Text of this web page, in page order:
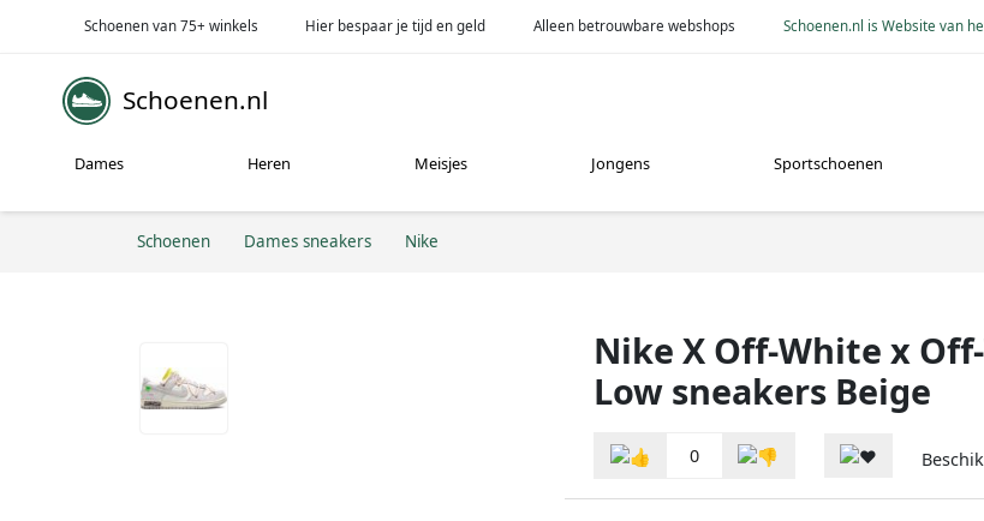
Schoenen van 75+ winkels Hier bespaar je tijd en geld Alleen betrouwbare webshops Schoenen.nl is Website van
Schoenen.nl
Dames Heren Meisjes Jongens Sportschoenen
Schoenen Dames sneakers Nike
Nike X Off-White x
Low sneakers Beige
0